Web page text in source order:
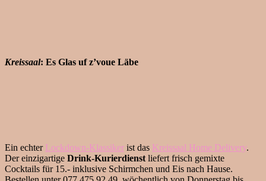
Kreissaal: Es Glas uf z’voue Läbe
Ein echter Lockdown-Klassiker ist das Kreissaal Home Delivery.
Der einzigartige Drink-Kurierdienst liefert frisch gemixte
Cocktails für 15.- inklusive Schirmchen und Eis nach Hause.